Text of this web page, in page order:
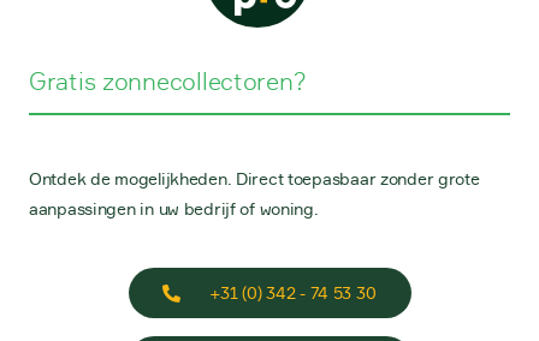
Gratis zonnecollectoren?
Ontdek de mogelijkheden. Direct toepasbaar zonder grote
aanpassingen in uw bedrijf of woning.
+31 (0) 342 - 74 53 30